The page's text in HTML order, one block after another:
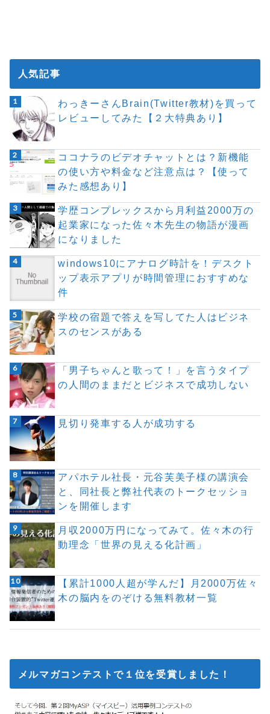
人気記事
わっきーさんBrain(Twitter教材)を買って
レビューしてみた【２大特典あり】
ココナラのビデオチャットとは？新機能
の使い方や料金など注意点は？【使って
みた感想あり】
学歴コンプレックスから月利益2000万の
起業家になった佐々木先生の物語が漫画
になりました
windows10にアナログ時計を！デスクト
ップ表示アプリが時間管理におすすめな
件
学校の宿題で答えを写してた人はビジネ
スのセンスがある
「男子ちゃんと歌って！」を言うタイプ
の人間のままだとビジネスで成功しない
見切り発車する人が成功する
アパホテル社長・元谷芙美子様の講演会
と、同社長と弊社代表のトークセッショ
ンを開催します
月収2000万円になってみて。佐々木の行
動理念「世界の見える化計画」
【累計1000人超が学んだ】月2000万佐々
木の脳内をのぞける無料教材一覧
メルマガコンテストで１位を受賞しました！